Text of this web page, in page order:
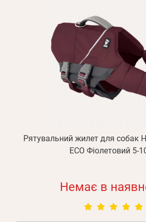
Рятувальний жилет для собак
ECO Фіолетовий 5-
Немає в